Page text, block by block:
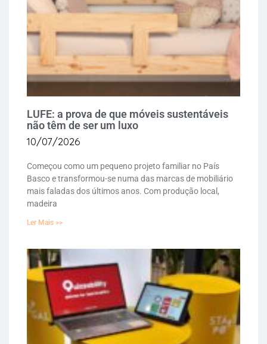
LUFE: a prova de que móveis sustentáveis
não têm de ser um luxo
10/07/2026
Começou como um pequeno projeto familiar no País
Basco e transformou-se numa das marcas de mobiliário
mais faladas dos últimos anos. Com produção local,
madeira
Ler Mais >>